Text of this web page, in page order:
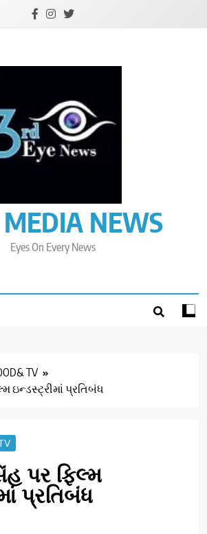
NEWS
Eyes On Every News
TV
ઇન્ડસ્ટ્રીમાં પ્રતિબંધ
પર ફિલ્મ
પ્રતિબંધ